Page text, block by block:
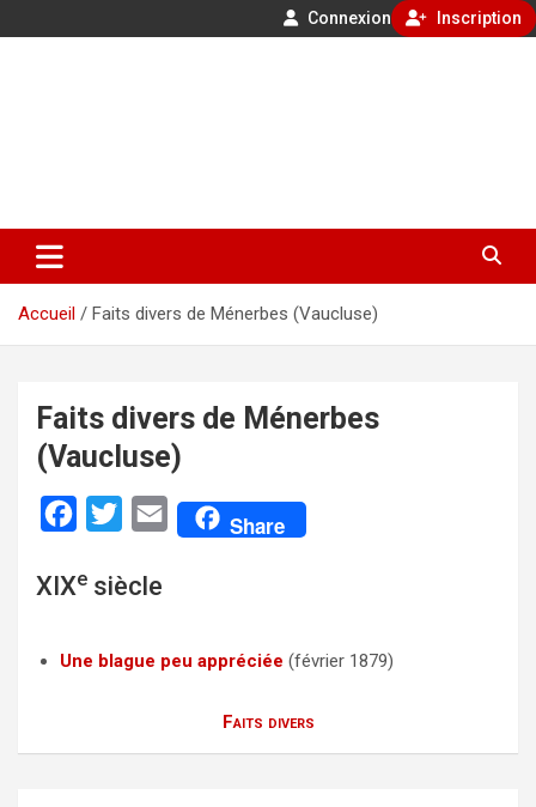
Connexion Inscription
Accueil Faits divers de Ménerbes (Vaucluse)
Faits divers de Ménerbes
(Vaucluse)
c
b
i
t
E
l
Share
XIXe siècle
Une blague peu appréciée (février 1879)
Faits divers